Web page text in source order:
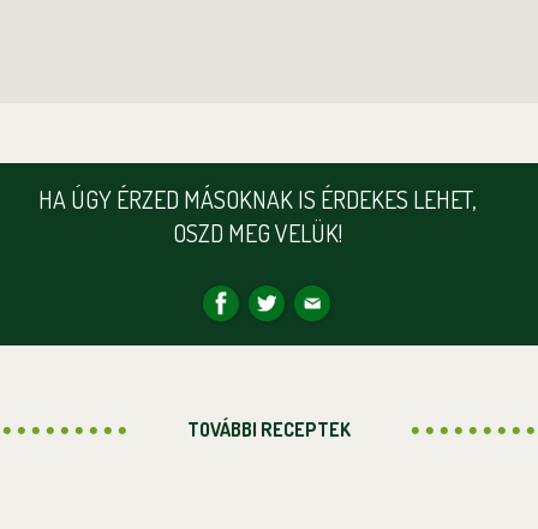
HA ÚGY ÉRZED MÁSOKNAK IS ÉRDEKES LEHET,
OSZD MEG VELÜK!
TOVÁBBI RECEPTEK